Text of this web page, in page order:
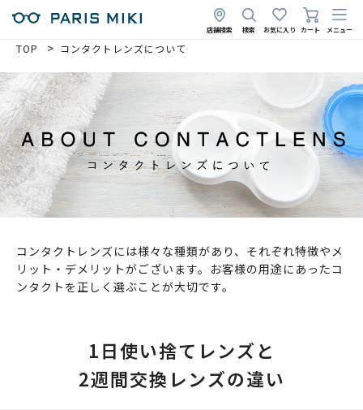
店舗検索 検索 お気に入り カート メニュー
TOP コンタクトレンズについて
コンタクトレンズには様々な種類があり、それぞれ特徴やメ
リット・デメリットがございます。お客様の用途にあったコ
ンタクトを正しく選ぶことが大切です。
1日使い捨てレンズと
2週間交換レンズの違い